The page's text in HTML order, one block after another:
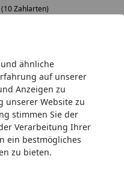
und ähnliche
auf unserer
Anzeigen zu
unserer Website zu
stimmen Sie der
Verarbeitung Ihrer
ein bestmögliches
zu bieten.
Zahlarten)
biOrb Flow BiOrb
15 LED